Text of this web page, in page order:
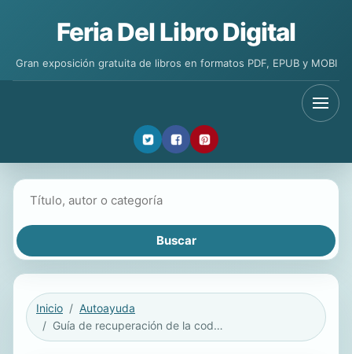
Feria Del Libro Digital
Gran exposición gratuita de libros en formatos PDF, EPUB y MOBI
Inicio
Autoayuda
Guía de recuperación de la codependencia